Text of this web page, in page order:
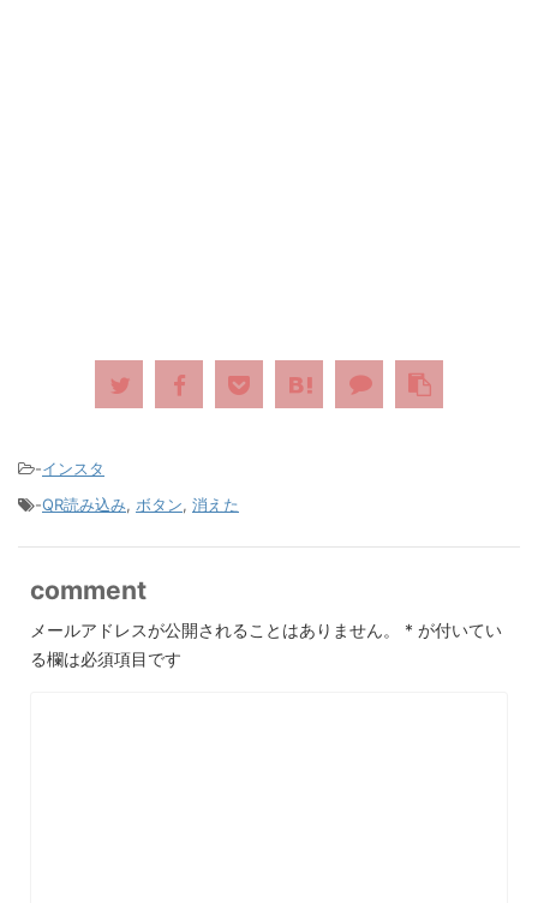
-インスタ
-QR読み込み, ボタン, 消えた
comment
メールアドレスが公開されることはありません。 * が付いてい
る欄は必須項目です